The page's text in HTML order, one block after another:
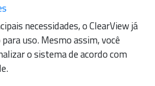
necessidades, o ClearView já
uso. Mesmo assim, você
o sistema de acordo com